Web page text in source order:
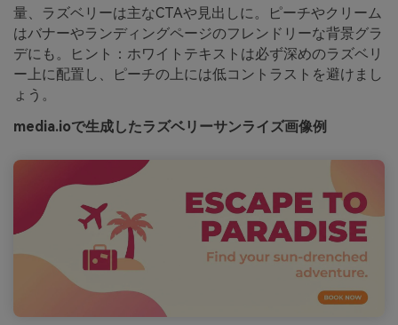
量、ラズベリーは主なCTAや見出しに。ピーチやクリーム
はバナーやランディングページのフレンドリーな背景グラ
デにも。ヒント：ホワイトテキストは必ず深めのラズベリ
ー上に配置し、ピーチの上には低コントラストを避けまし
ょう。
media.ioで生成したラズベリーサンライズ画像例